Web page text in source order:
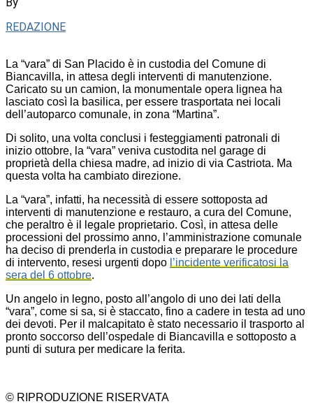
REDAZIONE
La “vara” di San Placido è in custodia del Comune di
Biancavilla, in attesa degli interventi di manutenzione.
Caricato su un camion, la monumentale opera lignea ha
lasciato così la basilica, per essere trasportata nei locali
dell’autoparco comunale, in zona “Martina”.
Di solito, una volta conclusi i festeggiamenti patronali di
inizio ottobre, la “vara” veniva custodita nel garage di
proprietà della chiesa madre, ad inizio di via Castriota. Ma
questa volta ha cambiato direzione.
La “vara”, infatti, ha necessità di essere sottoposta ad
interventi di manutenzione e restauro, a cura del Comune,
che peraltro è il legale proprietario. Così, in attesa delle
processioni del prossimo anno, l’amministrazione comunale
ha deciso di prenderla in custodia e preparare le procedure
di intervento, resesi urgenti dopo l’incidente verificatosi la
sera del 6 ottobre.
Un angelo in legno, posto all’angolo di uno dei lati della
“vara”, come si sa, si è staccato, fino a cadere in testa ad uno
dei devoti. Per il malcapitato è stato necessario il trasporto al
pronto soccorso dell’ospedale di Biancavilla e sottoposto a
punti di sutura per medicare la ferita.
© RIPRODUZIONE RISERVATA